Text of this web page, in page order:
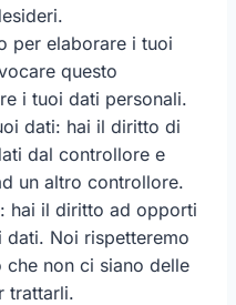
per elaborare i tuoi
questo
i tuoi dati personali.
dati: hai il diritto di
dal controllore e
un altro controllore.
hai il diritto ad opporti
Noi rispetteremo
che non ci siano delle
trattarli.